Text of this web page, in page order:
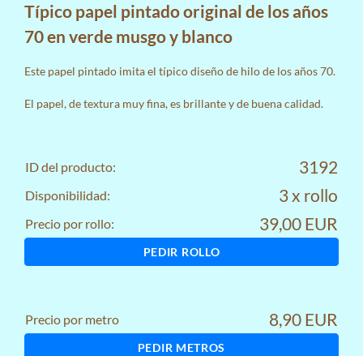
Típico papel pintado original de los años
70 en verde musgo y blanco
Este papel pintado imita el típico diseño de hilo de los años 70.
El papel, de textura muy fina, es brillante y de buena calidad.
ID del producto: 3192
Disponibilidad: 3 x rollo
Precio por rollo: 39,00 EUR
PEDIR ROLLO
Precio por metro 8,90 EUR
PEDIR METROS